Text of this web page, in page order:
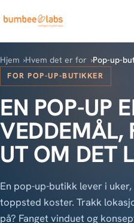
Hjem Hvem det er for Pop-up-
FOR POP-UP-BUTIKKER
EN POP-UP
VEDDEMÅL,
UT OM DET
En pop-up-butikk lever i
toppsted koster. Trakk
på? Fanget vinduet og